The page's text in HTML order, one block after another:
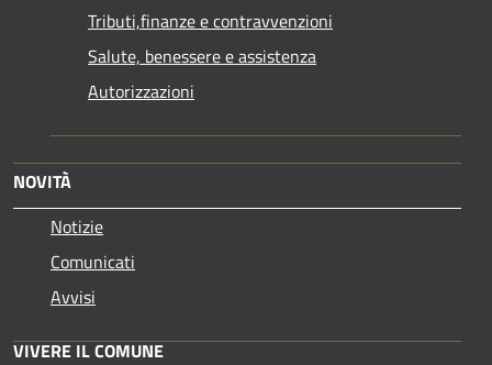
Tributi,finanze e contravvenzioni
Salute, benessere e assistenza
Autorizzazioni
NOVITÀ
Notizie
Comunicati
Avvisi
VIVERE IL COMUNE